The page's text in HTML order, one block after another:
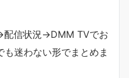
配信状況→DMM TVでお
迷わない形でまとめま